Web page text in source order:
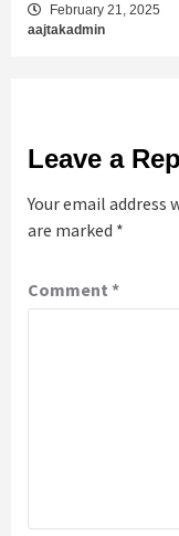
February 21, 2025
aajtakadmin
Leave a
Your email address
are marked *
Comment *